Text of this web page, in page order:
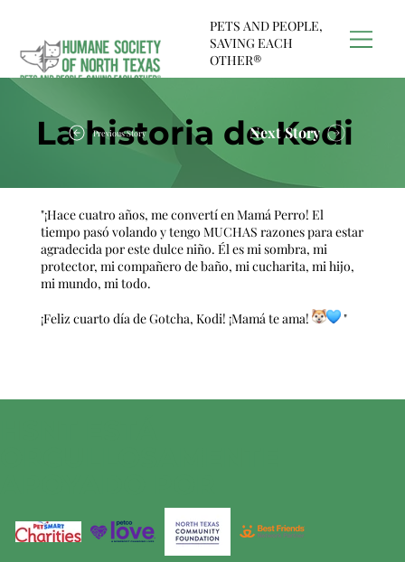
PETS AND PEOPLE,
SAVING EACH
OTHER®
La historia de Kodi
Next Story
Previous Story
"¡Hace cuatro años, me convertí en Mamá Perro! El
tiempo pasó volando y tengo MUCHAS razones para estar
agradecida por este dulce niño. Él es mi sombra, mi
protector, mi compañero de baño, mi cucharita, mi hijo,
mi mundo, mi todo.
¡Feliz cuarto día de Gotcha, Kodi! ¡Mamá te ama! "